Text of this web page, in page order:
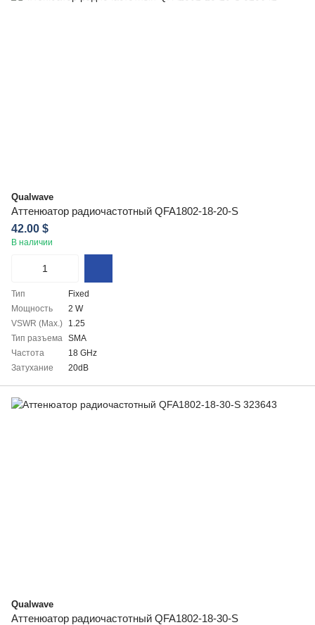
Qualwave
Аттенюатор радиочастотный QFA1802-18-20-S
42.00 $
В наличии
Тип
Fixed
Мощность
2 W
VSWR (Max.)
1.25
Тип разъема
SMA
Частота
18 GHz
Затухание
20dB
Qualwave
Аттенюатор радиочастотный QFA1802-18-30-S